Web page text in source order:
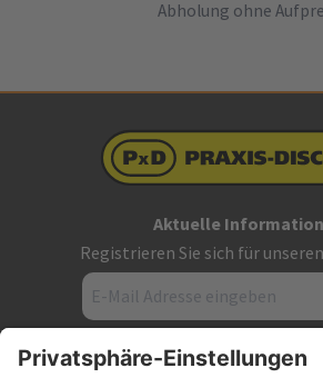
Abholung ohne
Aktuelle
Registrieren Sie sich für
Kontakt